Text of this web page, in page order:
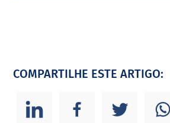
COMPARTILHE ESTE ARTIGO: